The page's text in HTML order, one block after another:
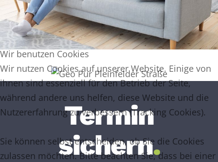
Termin
sichern.
Wir benutzen Cookies
Wir nutzen Cookies auf unserer Website. Einige von
ihnen sind essenziell für den Betrieb der Seite,
während andere uns helfen, diese Website und die
Nutzererfahrung zu verbessern (Tracking Cookies).
Sie können selbst entscheiden, ob Sie die Cookies
zulassen möchten. Bitte beachten Sie, dass bei einer